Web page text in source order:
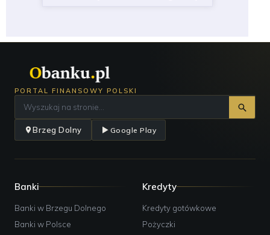
PORTAL FINANSOWY POLSKI
Brzeg Dolny Google Play
Banki
Banki w Brzegu Dolnego
Banki w Polsce
Kredyty
Kredyty gotówkowe
Pożyczki